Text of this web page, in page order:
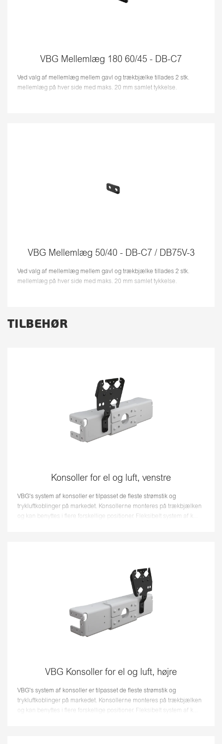
VBG Mellemlæg 180 60/45 - DB-C7
Ved valg af mellemlæg mellem gavl og trækbjælke tillades 2 stk.
mellemlæg på hver side med maks. 20 mm samlet tykkelse.
VBG Mellemlæg 50/40 - DB-C7 / DB75V-3
Ved valg af mellemlæg mellem gavl og trækbjælke tillades 2 stk.
mellemlæg på hver side med maks. 20 mm samlet tykkelse.
TILBEHØR
Konsoller for el og luft, venstre
VBG's system af konsoller er tilpasset de fleste strømstik og
trykluftkoblinger på markedet. Konsollerne monteres på trækbjælken
og kan benyttes i flere forskellige positioner. Fleksibelt system af k...
VBG Konsoller for el og luft, højre
VBG's system af konsoller er tilpasset de fleste strømstik og
trykluftkoblinger på markedet. Konsollerne monteres på trækbjælken
og kan benyttes i flere forskellige positioner. Fleksibelt system af k...